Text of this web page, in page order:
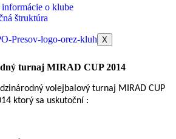
informácie o klube
štruktúra
X
turnaj MIRAD CUP 2014
volejbalový turnaj MIRAD CUP
ktorý sa uskutoční :